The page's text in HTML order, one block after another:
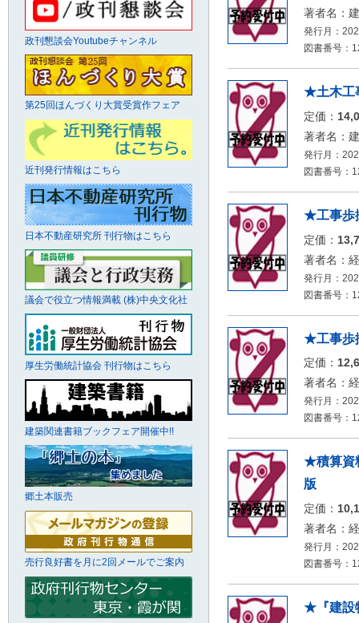
著者名：
発行月：
図書番号：
★土木工
定価：
著者名：
発行月：
図書番号：
★工事歩
定価：
著者名：
発行月：
図書番号：
★工事歩
定価：
著者名：
発行月：
図書番号：
★積算資
版
定価：
著者名：
発行月：
図書番号：
★『建設
政刊懇談会Youtubeチャンネル
第25回ほんづくり大賞受賞作フェア
近刊発行情報はこちら
日本不動産研究所 刊行物はこちら
議会で役立つ情報満載 (株)中央文化社
厚生労働統計協会 刊行物はこちら
建築関連書籍ブックフェア開催中!!
郷土本販売
売行良好書を月に2回メールでご案内